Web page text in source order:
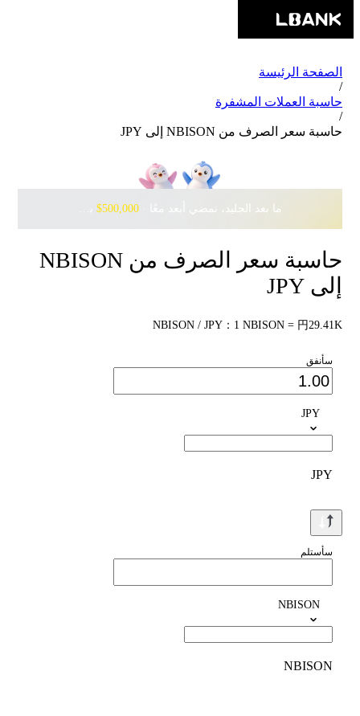
الصفحة الرئيسة
/
حاسبة العملات المشفرة
/
حاسبة سعر الصرف من NBISON إلى JPY
ما بعد الجليد، نمضي أبعد معًا · ‎ $500,000بانتظارك مع Pudgy Penguins
حاسبة سعر الصرف من NBISON
إلى JPY
NBISON / JPY：1 NBISON = 円29.41K
سأنفق
JPY
JPY
سأستلم
NBISON
NBISON